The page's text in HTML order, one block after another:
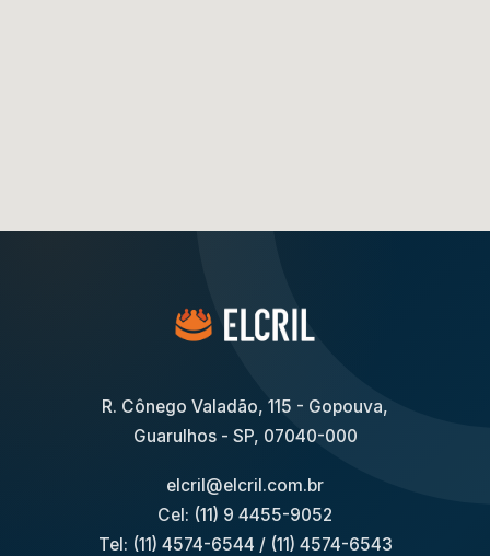
R. Cônego Valadão, 115 - Gopouva,
Guarulhos - SP, 07040-000
elcril@elcril.com.br
Cel: (11) 9 4455-9052
Tel: (11) 4574-6544 / (11) 4574-6543